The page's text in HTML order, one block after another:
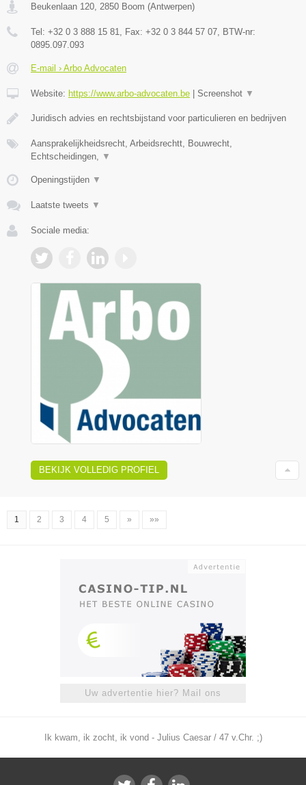
Beukenlaan 120 2850 Boom (Antwerpen)
Tel: +32 0 3 888 15 81 , Fax: +32 0 3 844 57 07 , BTW-nr:
0895.097.093
E-mail › Arbo Advocaten
Website: https://www.arbo-advocaten.be | Screenshot ▼
Juridisch advies en rechtsbijstand voor particulieren en bedrijven
Aansprakelijkheidsrecht, Arbeidsrechtt, Bouwrecht,
Echtscheidingen,
▼
Openingstijden ▼
Laatste tweets ▼
Sociale media:
BEKIJK VOLLEDIG PROFIEL
1 2 3 4 5 » »»
Uw advertentie hier? Mail ons
Ik kwam, ik zocht, ik vond - Julius Caesar / 47 v.Chr. ;)